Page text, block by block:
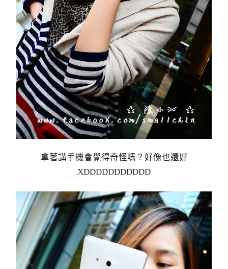
拿著講手機會覺得奇怪嗎？好像也還好
XDDDDDDDDDDD